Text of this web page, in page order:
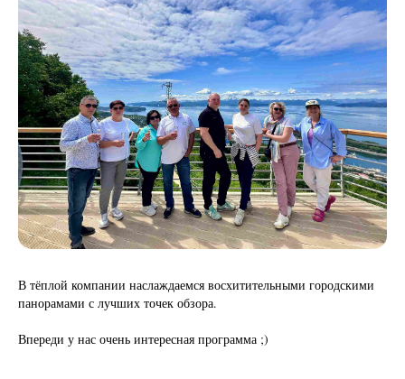
В тёплой компании наслаждаемся восхитительными городскими
панорамами с лучших точек обзора.
Впереди у нас очень интересная программа ;)